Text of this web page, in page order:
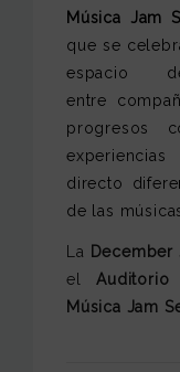
Música Jam
que se
espacio
entre
progresos
directo
de las
La December
el
Música Jam